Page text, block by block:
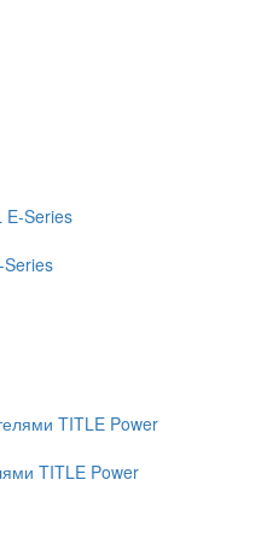
Series
TITLE Power